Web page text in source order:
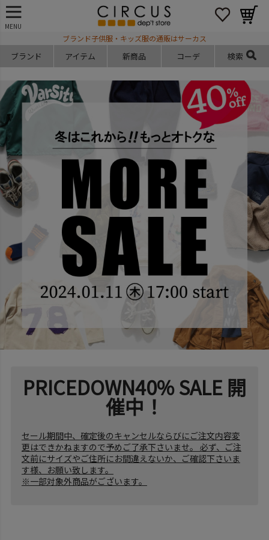
MENU
ブランド子供服・キッズ服の通販はサーカス
ブランド アイテム 新商品 コーデ 検索
PRICEDOWN40% SALE 開
催中！
セール期間中、確定後のキャンセルならびにご注文内容変
更はできかねますので予めご了承下さいませ。 必ず、ご注
文前にサイズやご住所にお間違えないか、ご確認下さいま
す様、お願い致します。
※一部対象外商品がございます。